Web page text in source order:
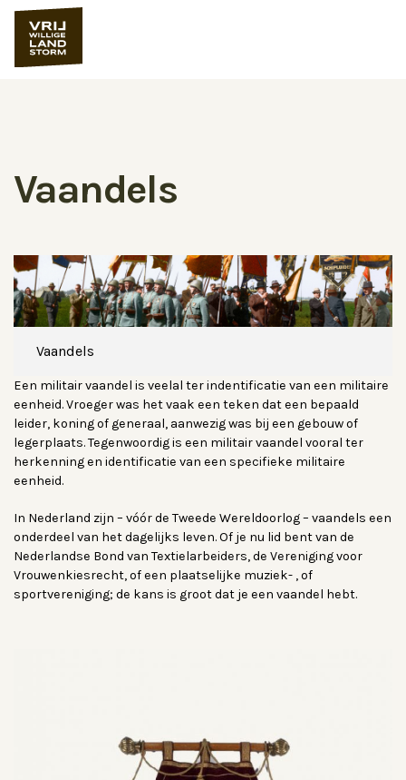
Vaandels
Vaandels
Een militair vaandel is veelal ter indentificatie van een militaire
eenheid. Vroeger was het vaak een teken dat een bepaald
leider, koning of generaal, aanwezig was bij een gebouw of
legerplaats. Tegenwoordig is een militair vaandel vooral ter
herkenning en identificatie van een specifieke militaire
eenheid.
In Nederland zijn – vóór de Tweede Wereldoorlog – vaandels een
onderdeel van het dagelijks leven. Of je nu lid bent van de
Nederlandse Bond van Textielarbeiders, de Vereniging voor
Vrouwenkiesrecht, of een plaatselijke muziek- , of
sportvereniging; de kans is groot dat je een vaandel hebt.